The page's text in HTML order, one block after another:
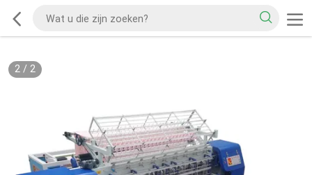
2/ 2